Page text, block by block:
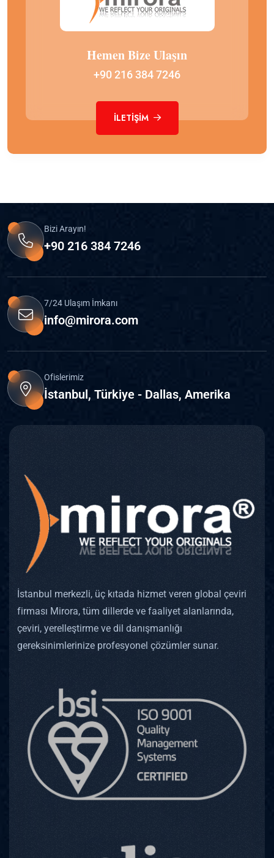
Hemen Bize Ulaşın
+90 216 384 7246
İLETIŞIM
Bizi Arayın!
+90 216 384 7246
7/24 Ulaşım İmkanı
info@mirora.com
Ofislerimiz
İstanbul, Türkiye - Dallas, Amerika
İstanbul merkezli, üç kıtada hizmet veren global çeviri
firması Mirora, tüm dillerde ve faaliyet alanlarında,
çeviri, yerelleştirme ve dil danışmanlığı
gereksinimlerinize profesyonel çözümler sunar.